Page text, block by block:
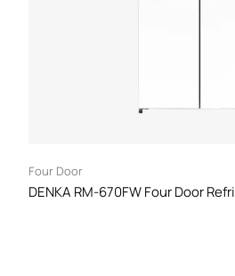
Four Door
DENKA RM-670FW Four Door Refri